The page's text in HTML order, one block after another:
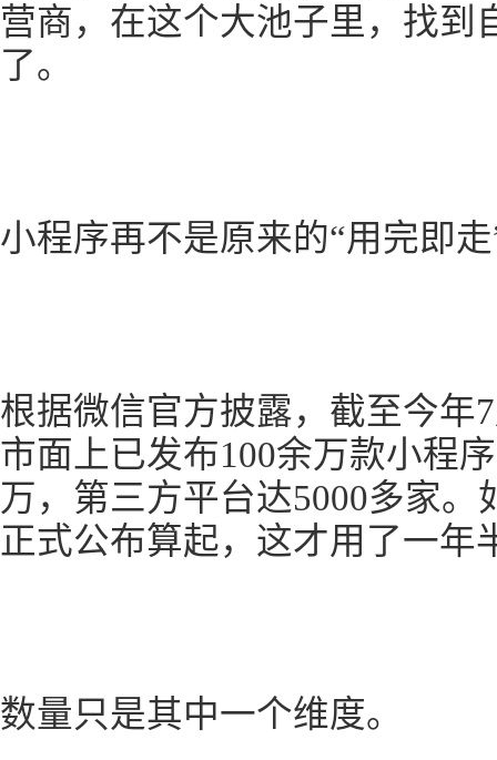
营商，在这个大池子里，找到
了。
小程序再不是原来的“用完即
根据微信官方披露，截至今年
市面上已发布100余万款小程
万，第三方平台达5000多家。
正式公布算起，这才用了一年
数量只是其中一个维度。